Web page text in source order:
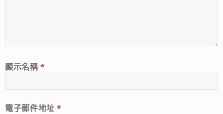
顯示名稱*
電子郵件地址*